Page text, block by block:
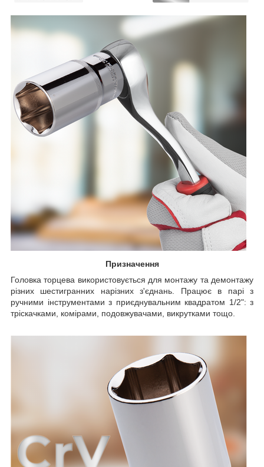
Призначення
Головка торцева використовується для монтажу та демонтажу
різних шестигранних нарізних з'єднань. Працює в парі з
ручними інструментами з приєднувальним квадратом 1/2": з
тріскачками, комірами, подовжувачами, викрутками тощо.